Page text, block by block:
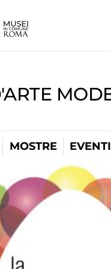
MOSTRE EVENTI